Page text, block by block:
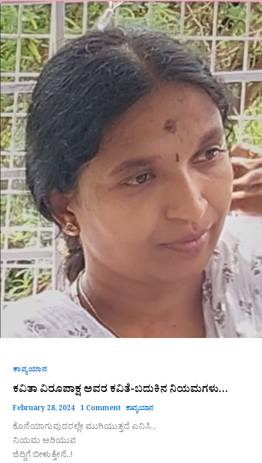
ಕಾವ್ಯಯಾನ
ಕವಿತಾ ವಿರೂಪಾಕ್ಷ ಅವರ ಕವಿತೆ-ಬದುಕಿನ ನಿಯಮಗಳು…
February 28, 2024 1 Comment ಕಾವ್ಯಯಾನ
ಕೊನೆಯಾಗುವುದರಲ್ಲೇ ಮುಗಿಯುತ್ತದೆ ಎನಿಸಿ..,
ನಿಯಮ ಅರಿಯುವ
ಜಿದ್ದಿಗೆ ಬೀಳುತ್ತೇನೆ..!
ಕವಿತಾ
ವಿರೂಪಾಕ್ಷ
ಅವರ
ಕವಿತೆ-
ಬದುಕಿನ
ನಿಯಮಗಳು…